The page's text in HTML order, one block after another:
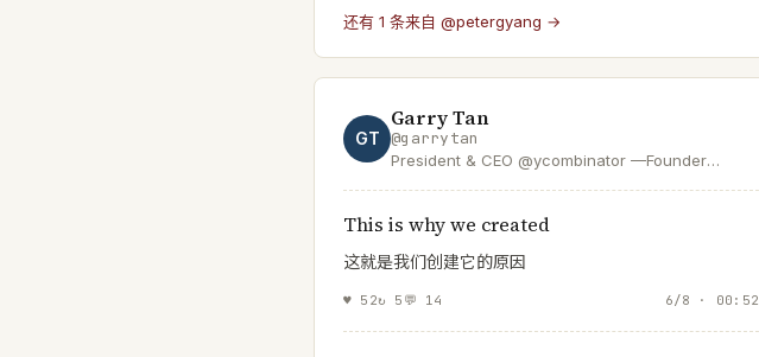
还有 1 条来自 @petergyang →
GT
Garry Tan
@garrytan
President & CEO @ycombinator —Founder
accelerating the boom loop
This is why we created
这就是我们创建它的原因
♥ 52↻ 5 💬 14 6/8 · 00:52